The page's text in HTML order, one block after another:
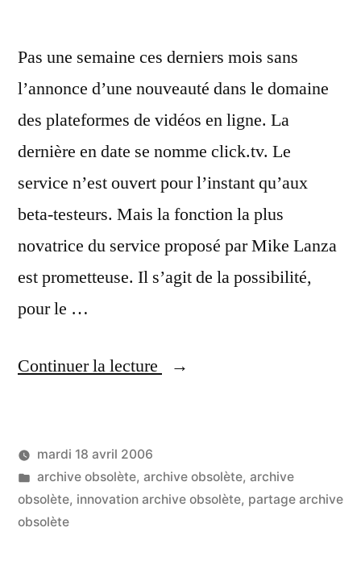
Pas une semaine ces derniers mois sans
l’annonce d’une nouveauté dans le domaine
des plateformes de vidéos en ligne. La
dernière en date se nomme click.tv. Le
service n’est ouvert pour l’instant qu’aux
beta-testeurs. Mais la fonction la plus
novatrice du service proposé par Mike Lanza
est prometteuse. Il s’agit de la possibilité,
pour le …
Continuer la lecture
« Click-
partage
Publié
par
LucL
mardi 18 avril 2006
Publié
dans
archive obsolète, archive obsolète, archive
obsolète, innovation archive obsolète, partage archive
obsolète